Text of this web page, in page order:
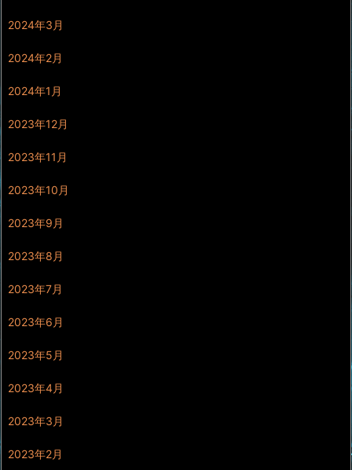
2024年3月
2024年2月
2024年1月
2023年12月
2023年11月
2023年10月
2023年9月
2023年8月
2023年7月
2023年6月
2023年5月
2023年4月
2023年3月
2023年2月